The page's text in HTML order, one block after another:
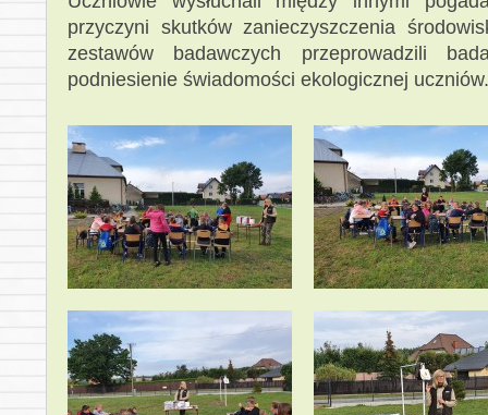
przyczyni skutków zanieczyszczenia
zestawów badawczych przeprowadzili
podniesienie świadomości ekologicznej uczniów.